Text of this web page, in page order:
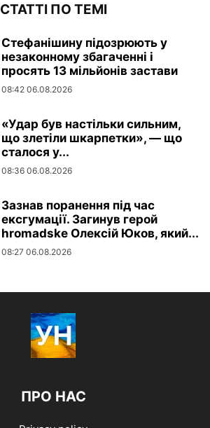
СТАТТІ ПО ТЕМІ
Стефанішину підозрюють у
незаконному збагаченні і
просять 13 мільйонів застави
08:42 06.08.2026
«Удар був настільки сильним,
що злетіли шкарпетки», — що
сталося у...
08:36 06.08.2026
Зазнав поранення під час
ексгумації. Загинув герой
hromadske Олексій Юков, який...
08:27 06.08.2026
ПРО НАС